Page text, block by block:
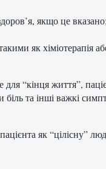
якщо це вказано;
як хіміотерапія
“кінця життя”,
та інші важкі
як “цілісну”